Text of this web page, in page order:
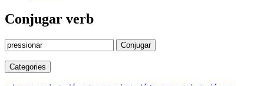
Conjugar verb
Conjugar
Categories